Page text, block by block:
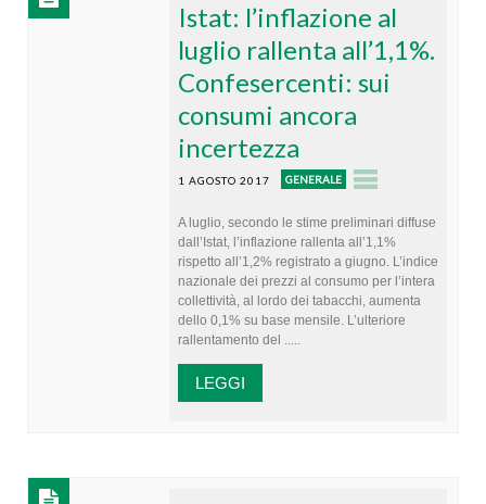
Istat: l’inflazione al
luglio rallenta all’1,1%.
Confesercenti: sui
consumi ancora
incertezza
1 AGOSTO 2017 GENERALE
A luglio, secondo le stime preliminari diffuse
dall’Istat, l’inflazione rallenta all’1,1%
rispetto all’1,2% registrato a giugno. L’indice
nazionale dei prezzi al consumo per l’intera
collettività, al lordo dei tabacchi, aumenta
dello 0,1% su base mensile. L’ulteriore
rallentamento del .....
LEGGI